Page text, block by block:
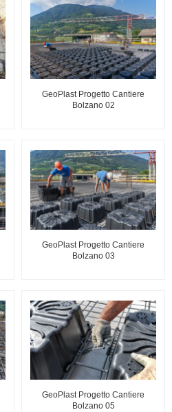
GeoPlast Progetto Cantiere
Bolzano 02
GeoPlast Progetto Cantiere
Bolzano 03
GeoPlast Progetto Cantiere
Bolzano 05